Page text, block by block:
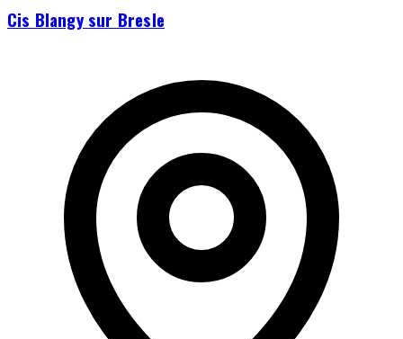
Cis Blangy sur Bresle